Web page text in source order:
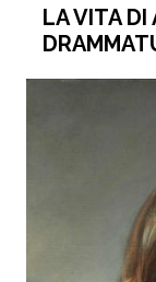
LA VITA DI